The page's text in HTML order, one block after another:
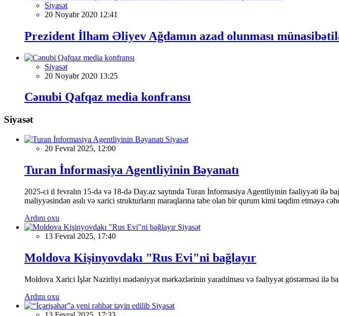
Siyasət
20 Noyabr 2020 12:41
Prezident İlham Əliyev Ağdamın azad olunması
Siyasət
20 Noyabr 2020 13:25
Cənubi Qafqaz media konfransı
Siyasət
Siyasət
20 Fevral 2025, 12:00
Turan İnformasiya Agentliyinin Bəyanatı
2025-ci il fevralın 15-də və 18-də Day.az saytında Turan İnformasiya Agentliyinin fəaliyyəti ilə
maliyyəsindən asılı və xarici strukturların maraqlarına tabe olan bir qurum kimi təqdim etməyə
Ardını oxu
Siyasət
13 Fevral 2025, 17:40
Moldova Kişinyovdakı "Rus Evi"ni bağlayır
Moldova Xarici İşlər Nazirliyi mədəniyyət mərkəzlərinin yaradılması və fəaliyyət göstərməsi ilə
Ardını oxu
Siyasət